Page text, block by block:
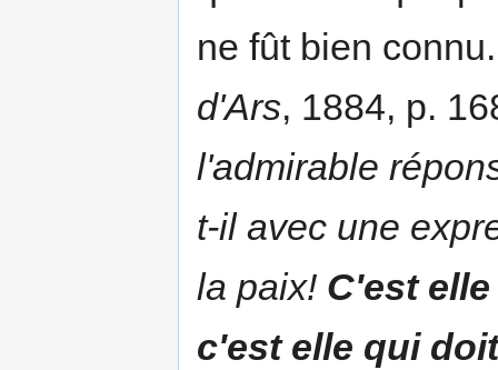
ne fût bien
d'Ars, 1884, p.
l'admirable
t-il avec une
la paix! C'est
c'est elle qui